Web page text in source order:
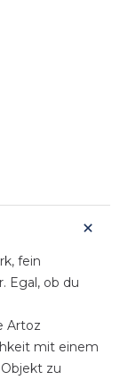
fein
Egal, ob du
Artoz
mit einem
zu